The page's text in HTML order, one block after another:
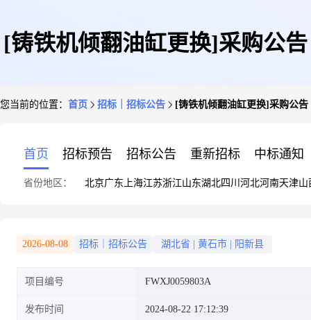
[铸铁机倾翻油缸更换]采购公告
您当前的位置： 首页 招标｜招标公告 [铸铁机倾翻油缸更换]采购公告
首页 招标预告 招标公告 重新招标 中标通知
省份地区： 北京广东 上海江苏浙江山东湖北四川 河北河南天津山
2026-08-08 招标｜招标公告 湖北省 黄石市 阳新县
项目编号 FWXJ0059803A
发布时间 2024-08-22 17:12:39